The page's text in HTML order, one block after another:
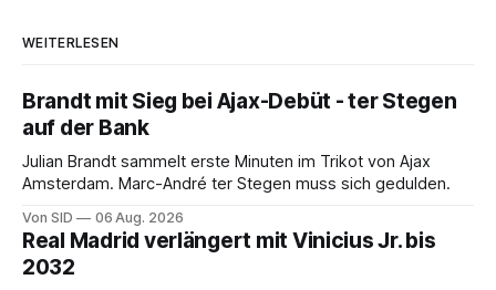
WEITERLESEN
Brandt mit Sieg bei Ajax-Debüt - ter Stegen
auf der Bank
Julian Brandt sammelt erste Minuten im Trikot von Ajax
Amsterdam. Marc-André ter Stegen muss sich gedulden.
Von SID 06 Aug. 2026
Real Madrid verlängert mit Vinicius Jr. bis
2032